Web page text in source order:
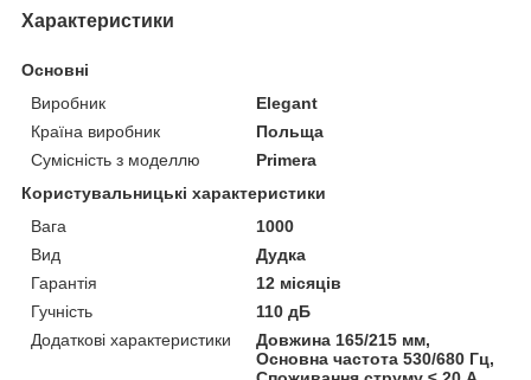
Характеристики
Основні
Виробник
Elegant
Країна виробник
Польща
Сумісність з моделлю
Primera
Користувальницькі характеристики
Вага
1000
Вид
Дудка
Гарантія
12 місяців
Гучність
110 дБ
Додаткові характеристики
Довжина 165/215 мм,
Основна частота 530/680 Гц,